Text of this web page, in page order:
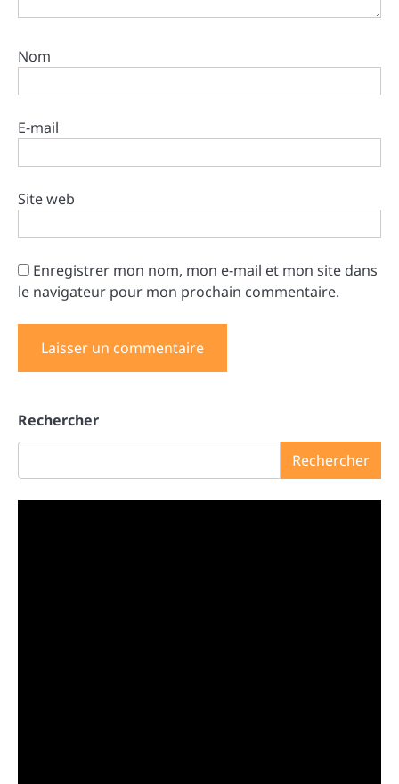
Nom
E-mail
Site web
Enregistrer mon nom, mon e-mail et mon site dans
le navigateur pour mon prochain commentaire.
Rechercher
Rechercher